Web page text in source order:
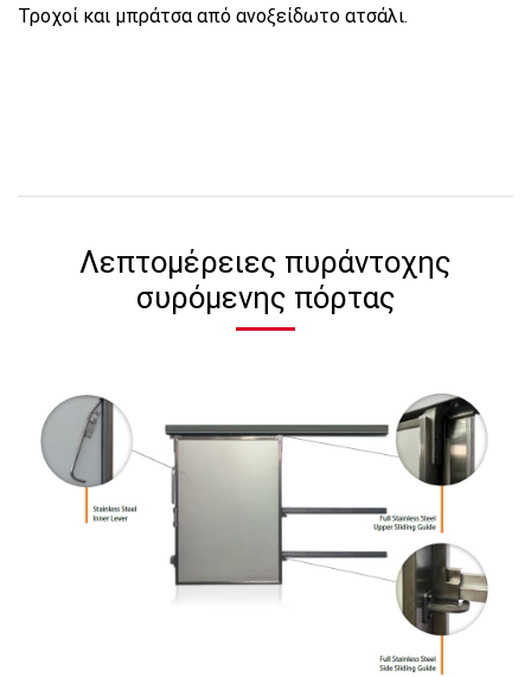
Τροχοί και μπράτσα από ανοξείδωτο ατσάλι.
Λεπτομέρειες πυράντοχης
συρόμενης πόρτας